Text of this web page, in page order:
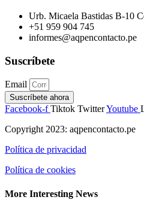
Urb. Micaela Bastidas B-10
+51 959 904 745
informes@aqpencontacto.pe
Suscríbete
Email
Suscríbete ahora
Facebook-f Tiktok TwitterYoutube
Copyright 2023: aqpencontacto.pe
Política de privacidad
Política de cookies
More Interesting News